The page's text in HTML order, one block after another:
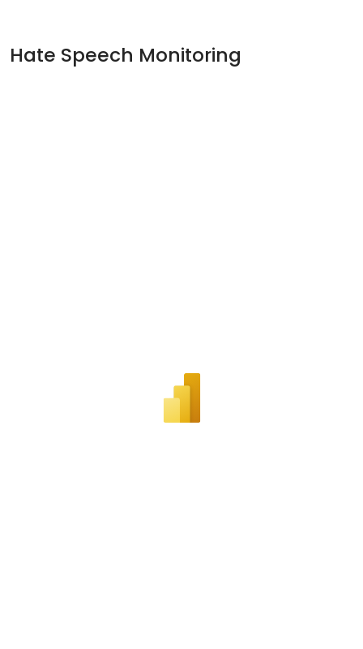
Hate Speech Monitoring